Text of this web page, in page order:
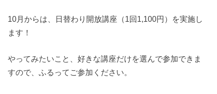
10月からは、日替わり開放講座（1回1,100円）を実施し
ます！
やってみたいこと、好きな講座だけを選んで参加できま
すので、ふるってご参加ください。